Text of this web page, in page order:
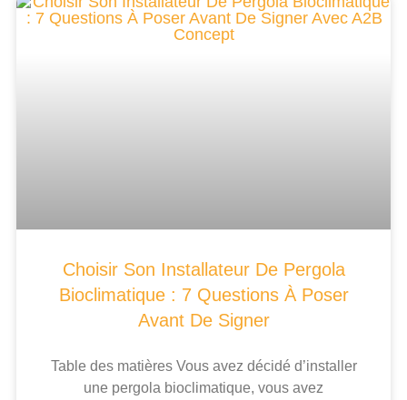
Choisir Son Installateur De Pergola
Bioclimatique : 7 Questions À Poser
Avant De Signer
Table des matières Vous avez décidé d’installer
une pergola bioclimatique, vous avez